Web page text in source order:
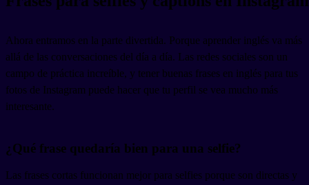
Ahora entramos en la parte divertida. Porque aprender inglés va más
allá de las conversaciones del día a día. Las redes sociales son un
campo de práctica increíble, y tener buenas frases en inglés para tus
fotos de Instagram puede hacer que tu perfil se vea mucho más
interesante.
¿Qué frase quedaría bien para una selfie?
Las frases cortas funcionan mejor para selfies porque son directas y